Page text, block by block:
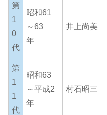
第
1
0
代
昭和61
～63
年
井上尚美
第
1
1
代
昭和63
～平成2
年
村石昭三